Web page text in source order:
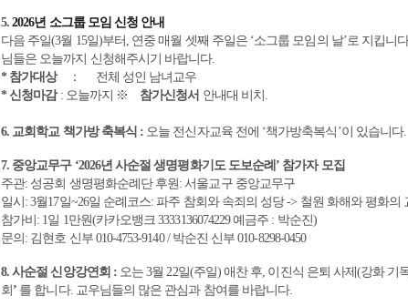
5.2026년 소그룹 모임 신청 안내
다음 주일(3월 15일)부터 , 연중 매월 셋째 주일은 ‘소그룹 모임의 날’로 지킵니
님들은 오늘까지 신청해주시기 바랍니다.
* 참가대상： 전체 성인 남녀교우
*신청마감 : 오늘까지 ※ 참가신청서 안내대 비치 .
6. 교회학교 책가방 축복식 : 오늘 전신자교육 전에 ‘책가방축복식 ’이 있습니다.
7. 중앙교무구 ‘2026년 사순절 생명평화기도 도보순례 ’ 참가자 모집
주관: 성공회 생명평화순례단 후원:서울교구 중앙교무구
일시 : 3월17일~26일 순례코스:파주 참회와 속죄의 성당-> 철원 화해와 평화의
참가비 : 1일 1만원(카카오뱅크3333136074229예금주 : 박순진)
문의 : 김현호 신부 010-4753-9140 / 박순진 신부010-8298-0450
8.사순절 신앙강연회 : 오는3월22일(주일)애찬 후, 이진식 은퇴 사제(강화 기
회 ’ 를 합니다. 교우님들의 많은 관심과 참여를 바랍니다.